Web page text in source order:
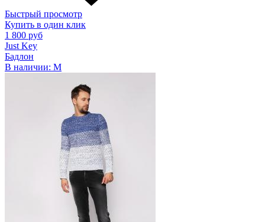
Быстрый просмотр
Купить в один клик
1 800 руб
Just Key
Бадлон
В наличии: M